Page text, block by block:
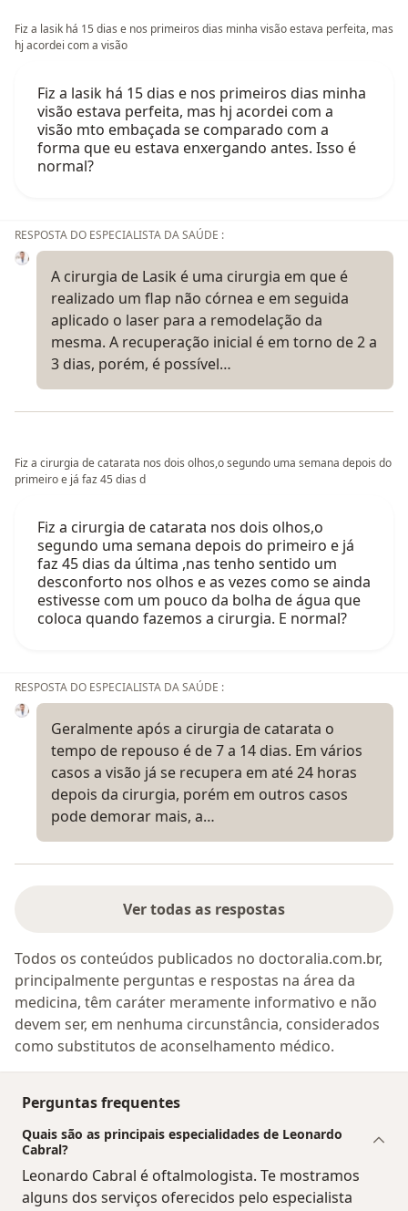
Fiz a lasik há 15 dias e nos primeiros dias minha visão estava perfeita, mas
hj acordei com a visão
Fiz a lasik há 15 dias e nos primeiros dias minha
visão estava perfeita, mas hj acordei com a
visão mto embaçada se comparado com a
forma que eu estava enxergando antes. Isso é
normal?
RESPOSTA DO ESPECIALISTA DA SAÚDE :
A cirurgia de Lasik é uma cirurgia em que é
realizado um flap não córnea e em seguida
aplicado o laser para a remodelação da
mesma. A recuperação inicial é em torno de 2 a
3 dias, porém, é possível…
Fiz a cirurgia de catarata nos dois olhos,o segundo uma semana depois do
primeiro e já faz 45 dias d
Fiz a cirurgia de catarata nos dois olhos,o
segundo uma semana depois do primeiro e já
faz 45 dias da última ,nas tenho sentido um
desconforto nos olhos e as vezes como se ainda
estivesse com um pouco da bolha de água que
coloca quando fazemos a cirurgia. E normal?
RESPOSTA DO ESPECIALISTA DA SAÚDE :
Geralmente após a cirurgia de catarata o
tempo de repouso é de 7 a 14 dias. Em vários
casos a visão já se recupera em até 24 horas
depois da cirurgia, porém em outros casos
pode demorar mais, a…
Ver todas as respostas
Todos os conteúdos publicados no doctoralia.com.br,
principalmente perguntas e respostas na área da
medicina, têm caráter meramente informativo e não
devem ser, em nenhuma circunstância, considerados
como substitutos de aconselhamento médico.
Perguntas frequentes
Quais são as principais especialidades de Leonardo
Cabral?
Leonardo Cabral é oftalmologista. Te mostramos
alguns dos serviços oferecidos pelo especialista